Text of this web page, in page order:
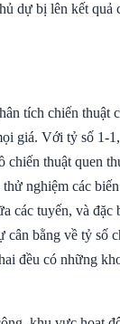
dự bị lên kết quả
tích chiến thuật
giá. Với tỷ số 1-
chiến thuật quen
nghiệm các
các tuyến, và
bằng về tỷ số
đều có những